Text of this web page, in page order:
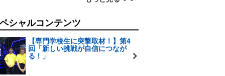
シャルコンテンツ
【専門学校生に突撃取材！】第4
回「新しい挑戦が自信につなが
る！」